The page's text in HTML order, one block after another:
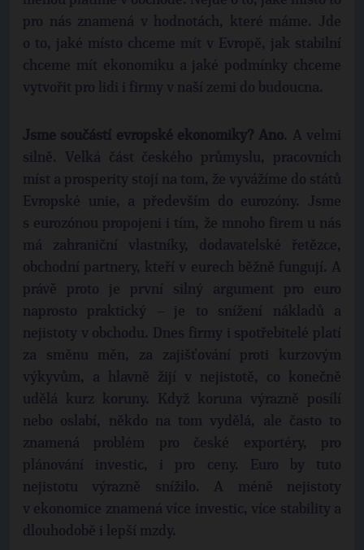
pro nás znamená v hodnotách, které máme. Jde
o to, jaké místo chceme mít v Evropě, jak stabilní
chceme mít ekonomiku a jaké podmínky chceme
vytvořit pro lidi i firmy v naší zemi do budoucna.
Jsme součástí evropské ekonomiky? Ano. A velmi
silně. Velká část českého průmyslu, pracovních
míst a prosperity stojí na tom, že vyvážíme do států
Evropské unie, a především do eurozóny. Jsme
s eurozónou propojeni i tím, že mnoho firem u nás
má zahraniční vlastníky, dodavatelské řetězce,
obchodní partnery, kteří v eurech běžně fungují. A
právě proto je první silný argument pro euro
naprosto praktický – je to snížení nákladů a
nejistoty v obchodu. Dnes firmy i spotřebitelé platí
za směnu měn, za zajišťování proti kurzovým
výkyvům, a hlavně žijí v nejistotě, co konečně
udělá kurz koruny. Když koruna výrazně posílí
nebo oslabí, někdo na tom vydělá, ale často to
znamená problém pro české exportéry, pro
plánování investic, i pro ceny. Euro by tuto
nejistotu výrazně snížilo. A méně nejistoty
v ekonomice znamená více investic, více stability a
dlouhodobě i lepší mzdy.